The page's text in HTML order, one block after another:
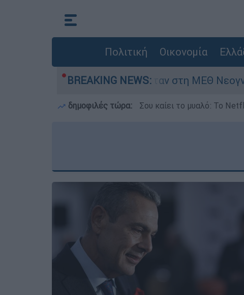
Πολιτική Οικονομία
BREAKING NEWS:
- Νοσηλευόταν στη ΜΕΘ Νεογνών
δημοφιλές τώρα: Σου καίει το μυαλό: Το